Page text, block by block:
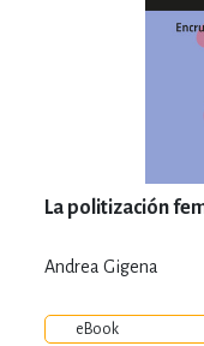
La politización
Andrea Gigena
eBook